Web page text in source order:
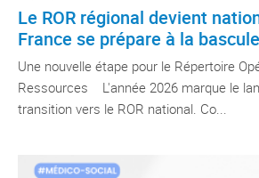
Le ROR régional devient
France se prépare à la bascule
Une nouvelle étape pour le Répertoire
Ressources L'année 2026 marque le
transition vers le ROR national. Co...